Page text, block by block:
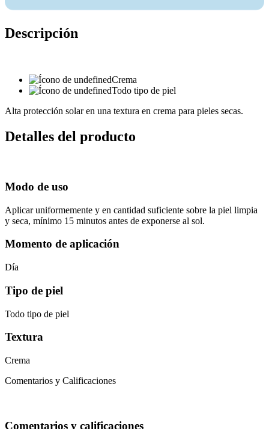
Descripción
Crema
Todo tipo de piel
Alta protección solar en una textura en crema para pieles secas.
Detalles del producto
Modo de uso
Aplicar uniformemente y en cantidad suficiente sobre la piel limpia
y seca, mínimo 15 minutos antes de exponerse al sol.
Momento de aplicación
Día
Tipo de piel
Todo tipo de piel
Textura
Crema
Comentarios y Calificaciones
Comentarios y calificaciones